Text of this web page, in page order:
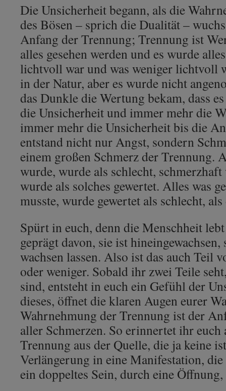
Die Unsicherheit begann, als die
des Bösen – sprich die Dualität –
Anfang der Trennung; Trennung ist
alles gesehen werden und es wurde
lichtvoll war und was weniger lichtvoll
in der Natur, aber es wurde nicht
das Dunkle die Wertung bekam, dass
die Unsicherheit und immer mehr die
immer mehr die Unsicherheit bis die
entstand nicht nur Angst, sondern
einem großen Schmerz der Trennung.
wurde, wurde als schlecht,
wurde als solches gewertet. Alles was
musste, wurde gewertet als schlecht,
Spürt in euch, denn die Menschheit
geprägt davon, sie ist
wachsen lassen. Also ist das auch Teil
oder weniger. Sobald ihr zwei Teile
sind, entsteht in euch ein Gefühl der
dieses, öffnet die klaren Augen eurer
Wahrnehmung der Trennung ist der
aller Schmerzen. So erinnertet ihr euch
Trennung aus der Quelle, die ja keine
Verlängerung in eine Manifestation,
ein doppeltes Sein, durch eine